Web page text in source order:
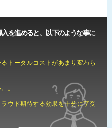
を進めると、以下のような事に
トータルコストがあまり変わら
。
ウド期待する効果を十分に享受